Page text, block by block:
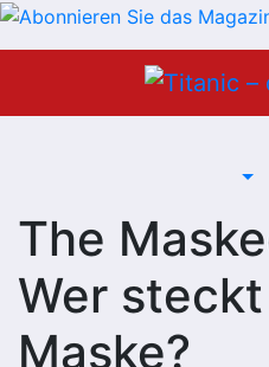
The
Wer
Maske?